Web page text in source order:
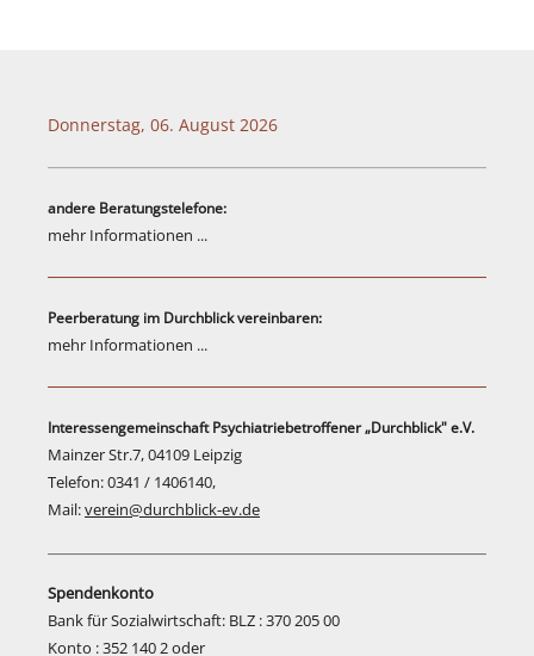
Donnerstag, 06. August 2026
andere Beratungstelefone:
mehr Informationen ...
Peerberatung im Durchblick vereinbaren:
mehr Informationen ...
Interessengemeinschaft Psychiatriebetroffener „Durchblick" e.V.
Mainzer Str.7, 04109 Leipzig
Telefon: 0341 / 1406140,
Mail:verein@durchblick-ev.de
Spendenkonto
Bank für Sozialwirtschaft: BLZ : 370 205 00
Konto : 352 140 2 oder